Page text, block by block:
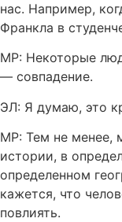
нас. Например,
Франкла в
МР: Некоторые
— совпадение.
ЭЛ: Я думаю, это
МР: Тем не менее,
истории, в
определенном
кажется, что
повлиять.